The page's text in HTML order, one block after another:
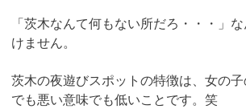
「茨木なんて何もない所だろ・・・」
けません。
茨木の夜遊びスポットの特徴は、女の
でも悪い意味でも低いことです。笑